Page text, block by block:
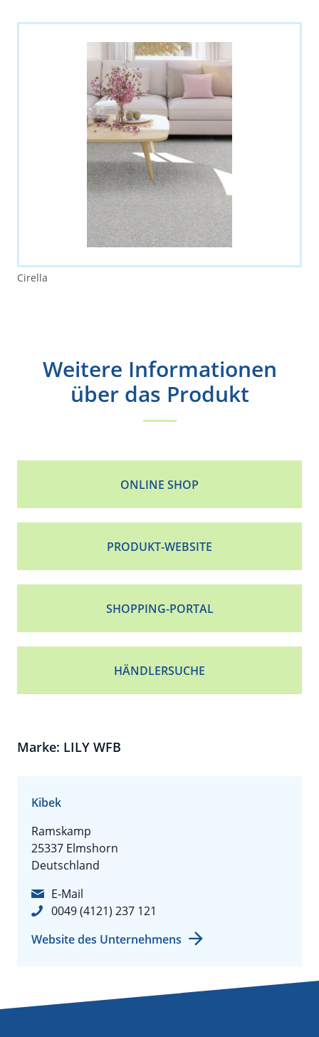
Cirella
Weitere Informationen
über das Produkt
ONLINE SHOP
PRODUKT-WEBSITE
SHOPPING-PORTAL
HÄNDLERSUCHE
Marke: LILY WFB
Kibek
Ramskamp
25337 Elmshorn
Deutschland
E-Mail
0049 (4121) 237 121
Website des Unternehmens